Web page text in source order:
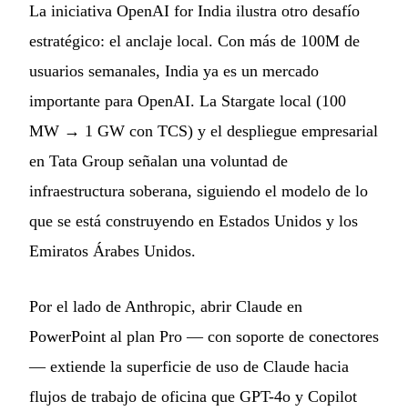
La iniciativa OpenAI for India ilustra otro desafío
estratégico: el anclaje local. Con más de 100M de
usuarios semanales, India ya es un mercado
importante para OpenAI. La Stargate local (100
MW → 1 GW con TCS) y el despliegue empresarial
en Tata Group señalan una voluntad de
infraestructura soberana, siguiendo el modelo de lo
que se está construyendo en Estados Unidos y los
Emiratos Árabes Unidos.
Por el lado de Anthropic, abrir Claude en
PowerPoint al plan Pro — con soporte de conectores
— extiende la superficie de uso de Claude hacia
flujos de trabajo de oficina que GPT-4o y Copilot